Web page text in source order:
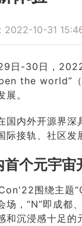
2022-10-31
日-30日，
the world”
展。
国内外开源界深
际接轨、社区发
首个元宇
围绕主题
场，“N”即成都
和沉浸感十足的